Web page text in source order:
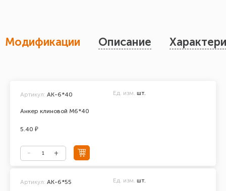
Модификации Описание
Анкер клиновой М6*40
Артикул: АК-6*40 Ед. изм. шт.
5.40 ₽
Артикул: АК-6*55 Ед. изм. шт.